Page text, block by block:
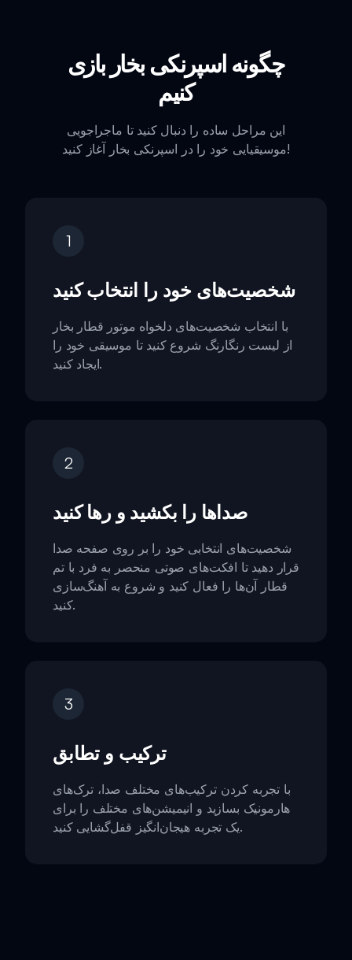
چگونه اسپرنکی بخار بازی
کنیم
این مراحل ساده را دنبال کنید تا ماجراجویی
موسیقیایی خود را در اسپرنکی بخار آغاز کنید!
1
شخصیت‌های خود را انتخاب کنید
با انتخاب شخصیت‌های دلخواه موتور قطار بخار
از لیست رنگارنگ شروع کنید تا موسیقی خود را
ایجاد کنید.
2
صداها را بکشید و رها کنید
شخصیت‌های انتخابی خود را بر روی صفحه صدا
قرار دهید تا افکت‌های صوتی منحصر به فرد با تم
قطار آن‌ها را فعال کنید و شروع به آهنگ‌سازی
کنید.
3
ترکیب و تطابق
با تجربه کردن ترکیب‌های مختلف صدا، ترک‌های
هارمونیک بسازید و انیمیشن‌های مختلف را برای
یک تجربه هیجان‌انگیز قفل‌گشایی کنید.